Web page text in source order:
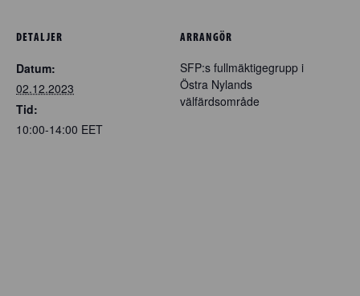
DETALJER
Datum:
02.12.2023
Tid:
10:00-14:00 EET
ARRANGÖR
SFP:s fullmäktigegrupp i
Östra Nylands
välfärdsområde